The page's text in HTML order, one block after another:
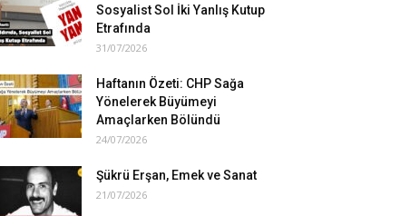
Sosyalist Sol İki Yanlış Kutup
Etrafında
31/07/2026
Haftanın Özeti: CHP Sağa
Yönelerek Büyümeyi
Amaçlarken Bölündü
24/07/2026
Şükrü Erşan, Emek ve Sanat
21/07/2026